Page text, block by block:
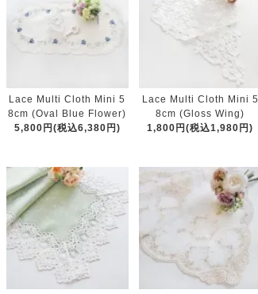
Lace Multi Cloth Mini 5
8cm (Oval Blue Flower)
5,800円(税込6,380円)
Lace Multi Cloth Mini 5
8cm (Gloss Wing)
1,800円(税込1,980円)